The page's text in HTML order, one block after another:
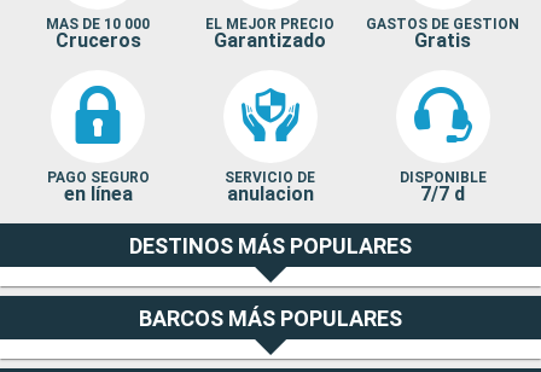
MAS DE 10 000
Cruceros
EL MEJOR PRECIO
Garantizado
GASTOS DE GESTION
Gratis
PAGO SEGURO
en línea
SERVICIO DE
anulacion
DISPONIBLE
7/7 d
DESTINOS MÁS POPULARES
BARCOS MÁS POPULARES